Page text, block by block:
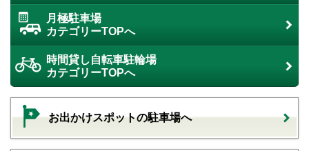
月極駐車場
カテゴリーTOPへ
時間貸し自転車駐輪場
カテゴリーTOPへ
お出かけスポットの駐車場へ